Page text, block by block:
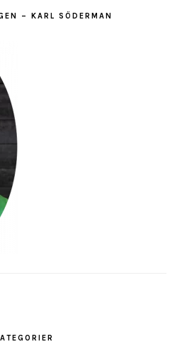
– KARL SÖDERMAN